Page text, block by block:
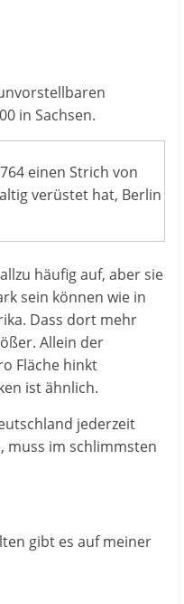
in Sachsen.
einen Strich von
verüstet hat, Berlin
häufig auf, aber sie
sein können wie in
Dass dort mehr
Allein der
Fläche hinkt
ist ähnlich.
jederzeit
muss im schlimmsten
gibt es auf meiner